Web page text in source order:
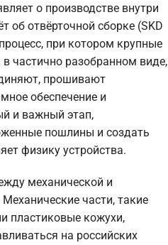
о производстве внутри
об отвёрточной сборке (SKD
при котором крупные
частично разобранном виде,
прошивают
обеспечение и
и важный этап,
пошлины и создать
физику устройства.
механической и
части, такие
пластиковые кожухи,
на российских